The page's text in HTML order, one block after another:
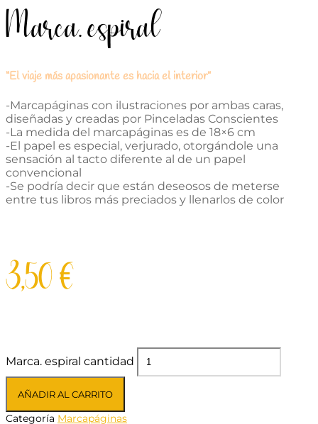
Marca. espiral
“El viaje más apasionante es hacia el interior”
-Marcapáginas con ilustraciones por ambas caras,
diseñadas y creadas por Pinceladas Conscientes
-La medida del marcapáginas es de 18×6 cm
-El papel es especial, verjurado, otorgándole una
sensación al tacto diferente al de un papel
convencional
-Se podría decir que están deseosos de meterse
entre tus libros más preciados y llenarlos de color
3,50€
Marca. espiral cantidad
AÑADIR AL CARRITO
Categoría Marcapáginas